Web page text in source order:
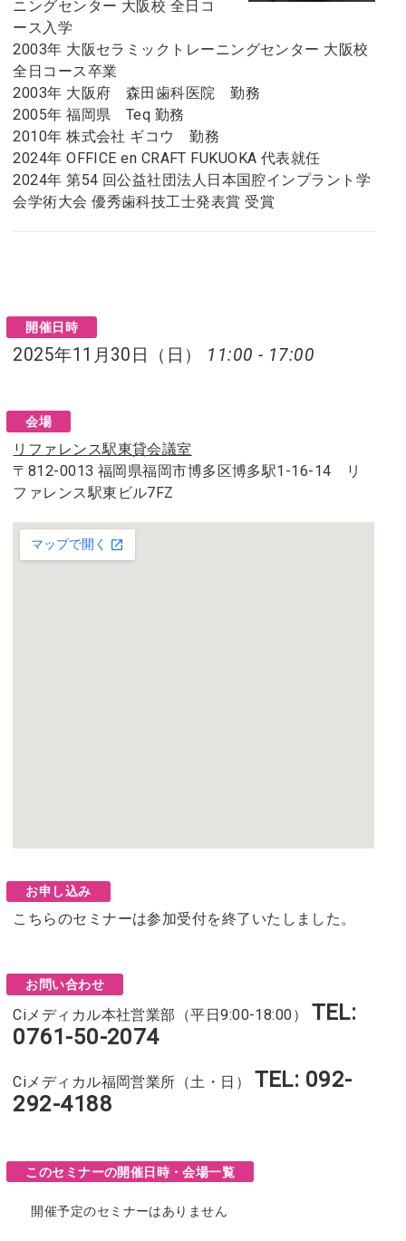
ニングセンター 大阪校 全日コ
ース入学
2003年 大阪セラミックトレーニングセンター 大阪校
全日コース卒業
2003年 大阪府 森田歯科医院 勤務
2005年 福岡県 Teq 勤務
2010年 株式会社 ギコウ 勤務
2024年 OFFICE en CRAFT FUKUOKA 代表就任
2024年 第54 回公益社団法人日本国腔インプラント学
会学術大会 優秀歯科技工士発表賞 受賞
開催日時
2025年11月30日（日） 11:00 - 17:00
会場
リファレンス駅東貸会議室
〒812-0013 福岡県福岡市博多区博多駅1-16-14 リ
ファレンス駅東ビル7FZ
お申し込み
こちらのセミナーは参加受付を終了いたしました。
お問い合わせ
Ciメディカル本社営業部（平日9:00-18:00） TEL:
0761-50-2074
Ciメディカル福岡営業所（土・日） TEL: 092-
292-4188
このセミナーの開催日時・会場一覧
開催予定のセミナーはありません